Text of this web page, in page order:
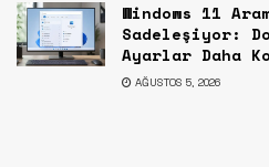
Windows 11
Sadeleşiyor:
Ayarlar Daha
AĞUSTOS 5, 2026